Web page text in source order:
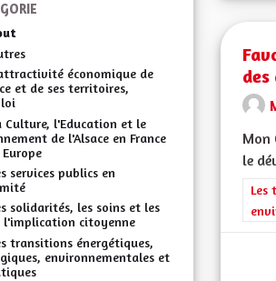
économique de
et de ses territoires,
Culture, l'Education et le
de l'Alsace en France
services publics en
solidarités, les soins et les
l'implication citoyenne
transitions énergétiques,
environnementales et
Mon
le
Les